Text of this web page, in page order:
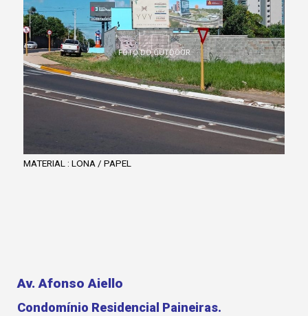
FOTO DO OUTDOOR
MATERIAL : LONA / PAPEL
Av. Afonso Aiello
Condomínio Residencial Paineiras.